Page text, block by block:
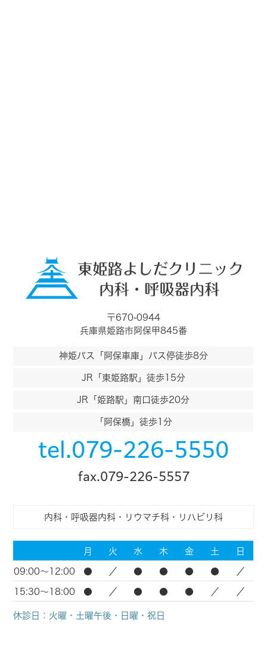
〒670-0944
兵庫県姫路市阿保甲845番
神姫バス「阿保車庫」バス停徒歩8分
JR「東姫路駅」徒歩15分
JR「姫路駅」南口徒歩20分
「阿保橋」徒歩1分
tel.079-226-5550
fax.079-226-5557
内科・呼吸器内科・リウマチ科・リハビリ科
月 火 水 木 金 土 日
09:00～12:00 ● ／ ● ● ● ● ／
15:30～18:00 ● ／ ● ● ● ／ ／
休診日：火曜・土曜午後・日曜・祝日